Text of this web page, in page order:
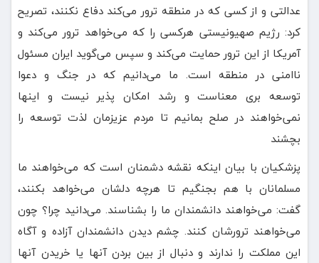
عدالتی و از کسی که در منطقه ترور می‌کند دفاع نکنند، تصریح
کرد: رژیم صهیونیستی هرکسی را که می‌خواهد ترور می‌کند و
آمریکا از این ترور حمایت می‌کند و سپس می‌گوید ایران مسئول
ناامنی در منطقه است. ما می‌دانیم که در جنگ و دعوا
توسعه بری معناست و رشد امکان پذیر نیست و اینها
نمی‌خواهند در صلح بمانیم تا مردم عزیزمان لذت توسعه را
بچشند
پزشکیان با بیان اینکه نقشه دشمنان است که می‌خواهند ما
مسلمانان با هم بجنگیم تا هرچه دلشان می‌خواهد بکنند،
گفت: می‌خواهند دانشمندان ما را بشناسند. می‌دانید چرا؟ چون
می‌خواهند ترورشان کنند. چشم دیدن دانشمندان آزاده و آگاه
این مملکت را ندارند و دنبال از بین بردن آنها یا خریدن آنها